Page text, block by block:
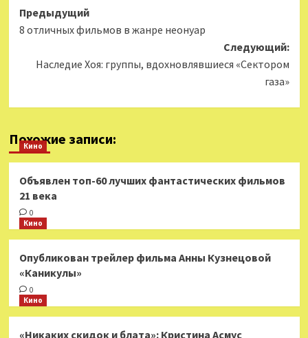
Навигация
записи
Предыдущий
8 отличных фильмов в жанре неонуар
Следующий:
Наследие Хоя: группы, вдохновлявшиеся «Сектором
газа»
Похожие записи:
Кино
Объявлен топ-60 лучших фантастических фильмов
21 века
0
Кино
Опубликован трейлер фильма Анны Кузнецовой
«Каникулы»
0
Кино
«Никаких скидок и блата»: Кристина Асмус